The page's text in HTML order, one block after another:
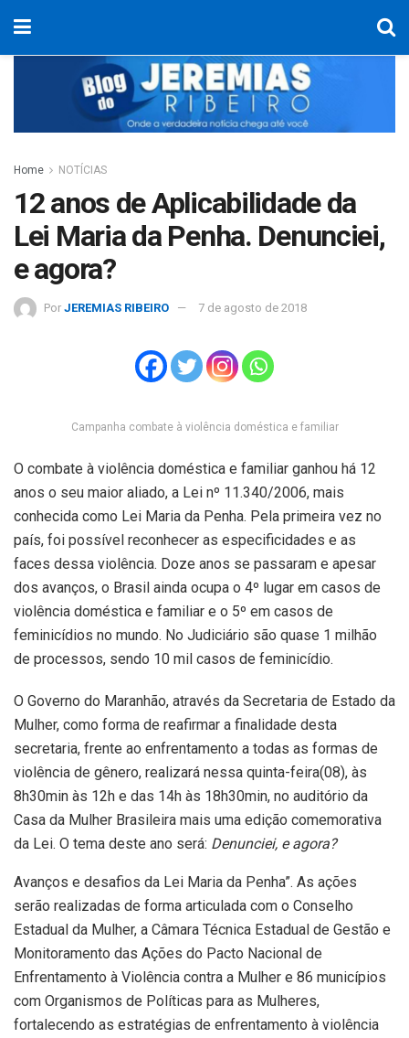
Home NOTÍCIAS
12 anos de Aplicabilidade da
Lei Maria da Penha. Denunciei,
e agora?
Por JEREMIAS RIBEIRO 7 de agosto de 2018
Campanha combate à violência doméstica e familiar
O combate à violência doméstica e familiar ganhou há 12
anos o seu maior aliado, a Lei nº 11.340/2006, mais
conhecida como Lei Maria da Penha. Pela primeira vez no
país, foi possível reconhecer as especificidades e as
faces dessa violência. Doze anos se passaram e apesar
dos avanços, o Brasil ainda ocupa o 4º lugar em casos de
violência doméstica e familiar e o 5º em casos de
feminicídios no mundo. No Judiciário são quase 1 milhão
de processos, sendo 10 mil casos de feminicídio.
O Governo do Maranhão, através da Secretaria de Estado da
Mulher, como forma de reafirmar a finalidade desta
secretaria, frente ao enfrentamento a todas as formas de
violência de gênero, realizará nessa quinta-feira(08), às
8h30min às 12h e das 14h às 18h30min, no auditório da
Casa da Mulher Brasileira mais uma edição comemorativa
da Lei. O tema deste ano será: Denunciei, e agora?
Avanços e desafios da Lei Maria da Penha”. As ações
serão realizadas de forma articulada com o Conselho
Estadual da Mulher, a Câmara Técnica Estadual de Gestão e
Monitoramento das Ações do Pacto Nacional de
Enfrentamento à Violência contra a Mulher e 86 municípios
com Organismos de Políticas para as Mulheres,
fortalecendo as estratégias de enfrentamento à violência